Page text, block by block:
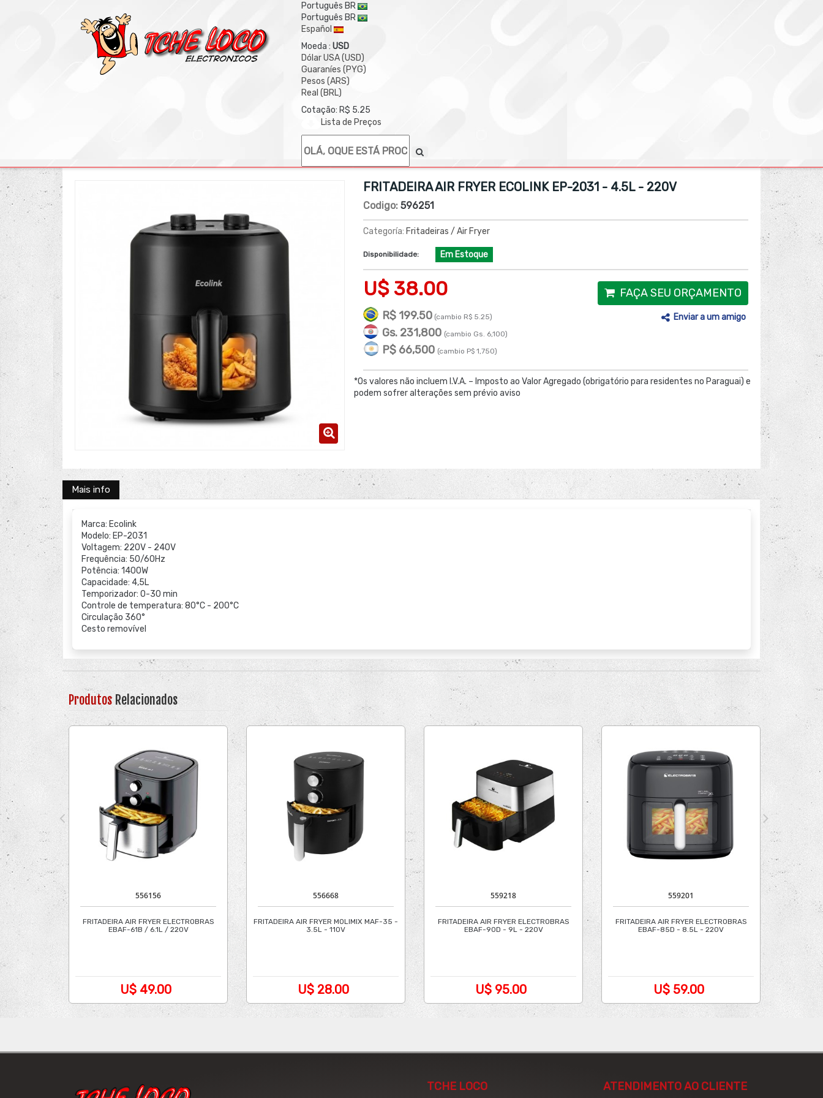
Português BR
Português BR
Español
Moeda : USD
Dólar USA (USD)
Guaraníes (PYG)
Pesos (ARS)
Real (BRL)
Cotação: R$ 5.25
Lista de Preços
FRITADEIRA AIR FRYER ECOLINK EP-2031 - 4.5L - 220V
Codigo: 596251
Categoría: Fritadeiras / Air Fryer
Disponibilidade: Em Estoque
U$ 38.00
R$ 199.50(cambio R$ 5.25)
Gs. 231,800 (cambio Gs. 6,100)
P$ 66,500 (cambio P$ 1,750)
FAÇA SEU ORÇAMENTO
Enviar a um amigo
*Os valores não incluem I.V.A. – Imposto ao Valor Agregado (obrigatório para residentes no Paraguai) e
podem sofrer alterações sem prévio aviso
Mais info
Marca: Ecolink
Modelo: EP-2031
Voltagem: 220V - 240V
Frequência: 50/60Hz
Potência: 1400W
Capacidade: 4,5L
Temporizador: 0-30 min
Controle de temperatura: 80°C - 200°C
Circulação 360°
Cesto removível
Produtos Relacionados
556156
FRITADEIRA AIR FRYER ELECTROBRAS
EBAF-61B / 6.1L / 220V
U$ 49.00
556668
FRITADEIRA AIR FRYER MOLIMIX MAF-35 -
3.5L - 110V
U$ 28.00
559218
FRITADEIRA AIR FRYER ELECTROBRAS
EBAF-90D - 9L - 220V
U$ 95.00
559201
FRITADEIRA AIR FRYER ELECTROBRAS
EBAF-85D - 8.5L - 220V
U$ 59.00
TCHE LOCO ATENDIMENTO AO CLIENTE